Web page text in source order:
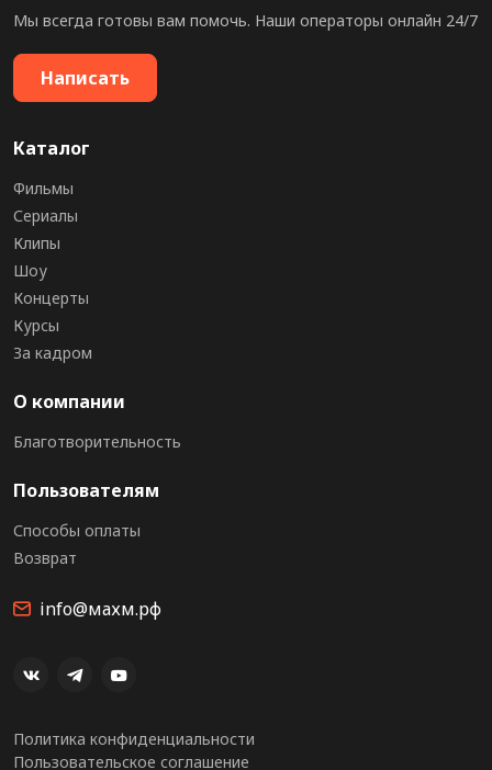
Мы всегда готовы вам помочь. Наши операторы онлайн 24/7
Написать
Каталог
Фильмы
Сериалы
Клипы
Шоу
Концерты
Курсы
За кадром
О компании
Благотворительность
Пользователям
Способы оплаты
Возврат
info@махм.рф
Политика конфиденциальности
Пользовательское соглашение